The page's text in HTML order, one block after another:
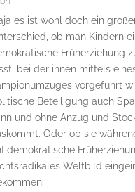
es ist wohl doch ein
ob man Kindern
Früherziehung
bei der ihnen mittels
vorgeführt
Beteiligung auch
und ohne Anzug und
Oder ob sie
Weltbild